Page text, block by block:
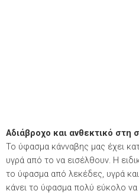
Αδιάβροχο και ανθεκτικό στη
Το ύφασμα κάνναβης μας έχει
υγρά από το να εισέλθουν. Η
το ύφασμα από λεκέδες, υγρά
κάνει το ύφασμα πολύ εύκολο να